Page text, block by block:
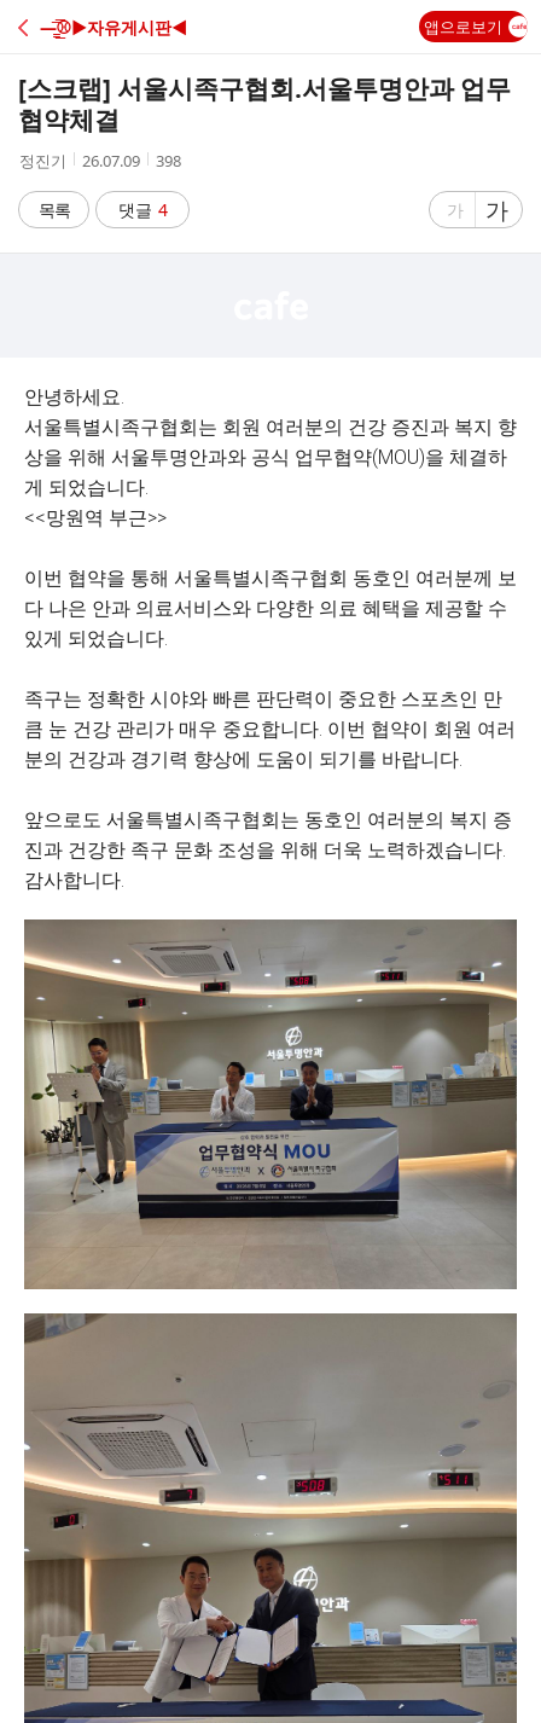
C
A
—̳͟͞͞⚾️▶자유게시판◀ 앱으로보기
[스크랩] 서울시족구협회.서울투명안과 업무
협약체결
작
자
정진기
작
시
간
26.07.09
조
수
398
목록 댓글 4
글
가
글
자
가
안녕하세요.
서울특별시족구협회는 회원 여러분의 건강 증진과 복지 향
상을 위해 서울투명안과와 공식 업무협약(MOU)을 체결하
게 되었습니다.
<<망원역 부근>>
이번 협약을 통해 서울특별시족구협회 동호인 여러분께 보
다 나은 안과 의료서비스와 다양한 의료 혜택을 제공할 수
있게 되었습니다.
족구는 정확한 시야와 빠른 판단력이 중요한 스포츠인 만
큼 눈 건강 관리가 매우 중요합니다. 이번 협약이 회원 여러
분의 건강과 경기력 향상에 도움이 되기를 바랍니다.
앞으로도 서울특별시족구협회는 동호인 여러분의 복지 증
진과 건강한 족구 문화 조성을 위해 더욱 노력하겠습니다.
감사합니다.